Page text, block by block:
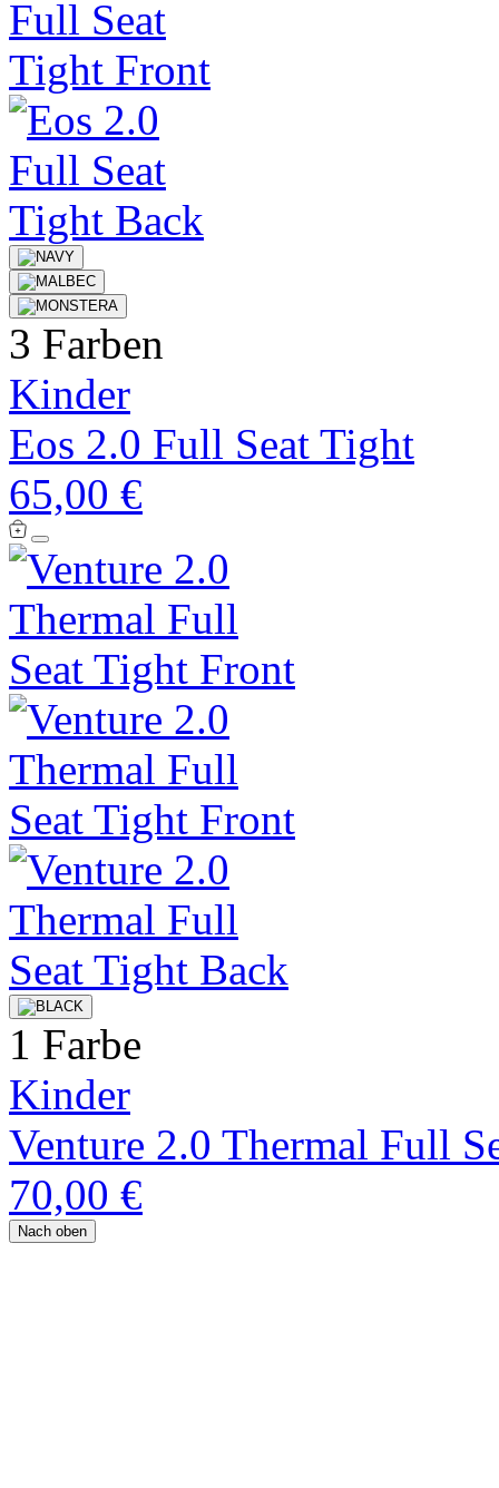
3 Farben
Kinder
Eos 2.0 Full Seat Tight
65,00 €
1 Farbe
Kinder
Venture 2.0 Thermal Full
70,00 €
Nach oben